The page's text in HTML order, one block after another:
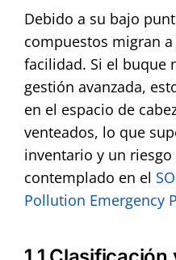
Debido a su bajo
compuestos migran
facilidad. Si el buque
gestión avanzada,
en el espacio de
venteados, lo que
inventario y un
contemplado en el
Pollution Emergency